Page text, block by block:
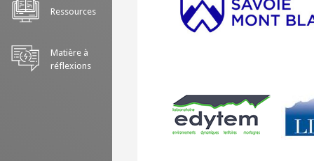
Ressources
Matière à
réflexions